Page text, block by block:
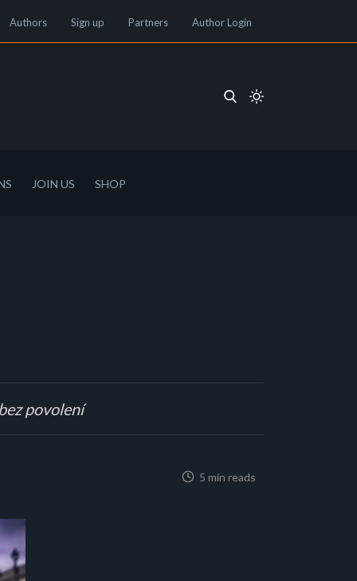
Authors Sign up Partners Author Login
JOIN US SHOP
povolení
5 min reads